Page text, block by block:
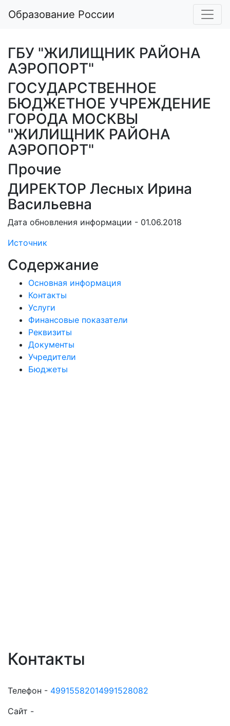
Образование России
ГБУ "ЖИЛИЩНИК РАЙОНА
АЭРОПОРТ"
ГОСУДАРСТВЕННОЕ
БЮДЖЕТНОЕ УЧРЕЖДЕНИЕ
ГОРОДА МОСКВЫ
"ЖИЛИЩНИК РАЙОНА
АЭРОПОРТ"
Прочие
ДИРЕКТОР Лесных Ирина
Васильевна
Дата обновления информации - 01.06.2018
Источник
Содержание
Основная информация
Контакты
Услуги
Финансовые показатели
Реквизиты
Документы
Учредители
Бюджеты
Контакты
Телефон - 49915582014991528082
Сайт -